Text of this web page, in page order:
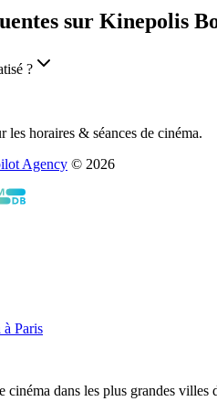
sur Kinepolis
?
horaires & séances de cinéma.
Agency © 2026
à Paris
cinéma dans les plus grandes villes